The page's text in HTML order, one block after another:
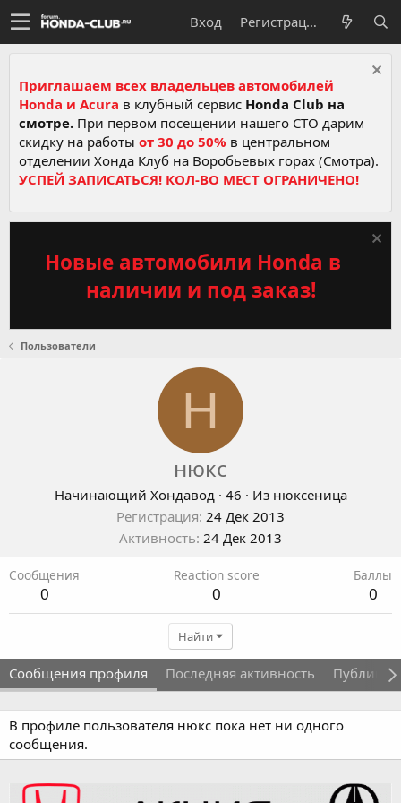
Вход Регистрация
Приглашаем всех владельцев автомобилей
Honda и Acura в клубный сервис Honda Club на
смотре. При первом посещении нашего СТО дарим
скидку на работы от 30 до 50% в центральном
отделении Хонда Клуб на Воробьевых горах (Смотра).
УСПЕЙ ЗАПИСАТЬСЯ! КОЛ-ВО МЕСТ ОГРАНИЧЕНО!
Новые автомобили Honda в
наличии и под заказ!
Пользователи
Н
нюкс
Начинающий Хондавод · 46 · Из нюксеница
Регистрация 24 Дек 2013
Активность 24 Дек 2013
Сообщения
0
Reaction score
0
Баллы
0
Найти
Сообщения профиля Последняя активность
В профиле пользователя нюкс пока нет ни одного
сообщения.